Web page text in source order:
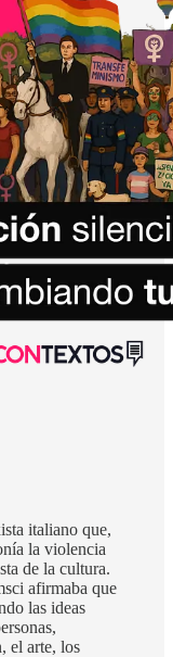
italiano que,
la violencia
de la cultura.
afirmaba que
las ideas
el arte, los